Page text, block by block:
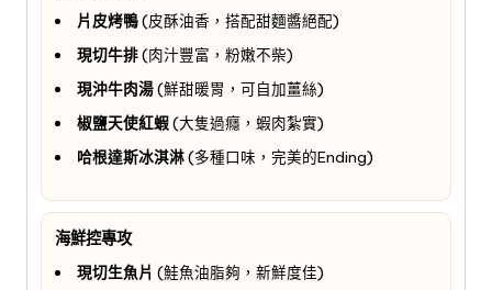
片皮烤鴨(皮酥油香，搭配甜麵醬絕配)
現切牛排(肉汁豐富，粉嫩不柴)
現沖牛肉湯(鮮甜暖胃，可自加薑絲)
椒鹽天使紅蝦(大隻過癮，蝦肉紮實)
哈根達斯冰淇淋(多種口味，完美的Ending)
海鮮控專攻
現切生魚片 (鮭魚油脂夠，新鮮度佳)